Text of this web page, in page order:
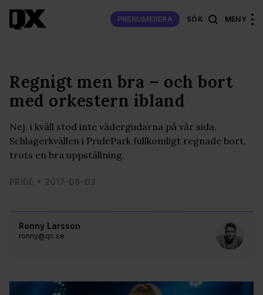
PRENUMERERA SÖK MENY
Ronny Larsson
ronny@qx.se
Regnigt men bra – och bort
med orkestern ibland
Nej, i kväll stod inte vädergudarna på vår sida.
Schlagerkvällen i PridePark fullkomligt regnade bort,
trots en bra uppställning.
PRIDE 2017-08-03